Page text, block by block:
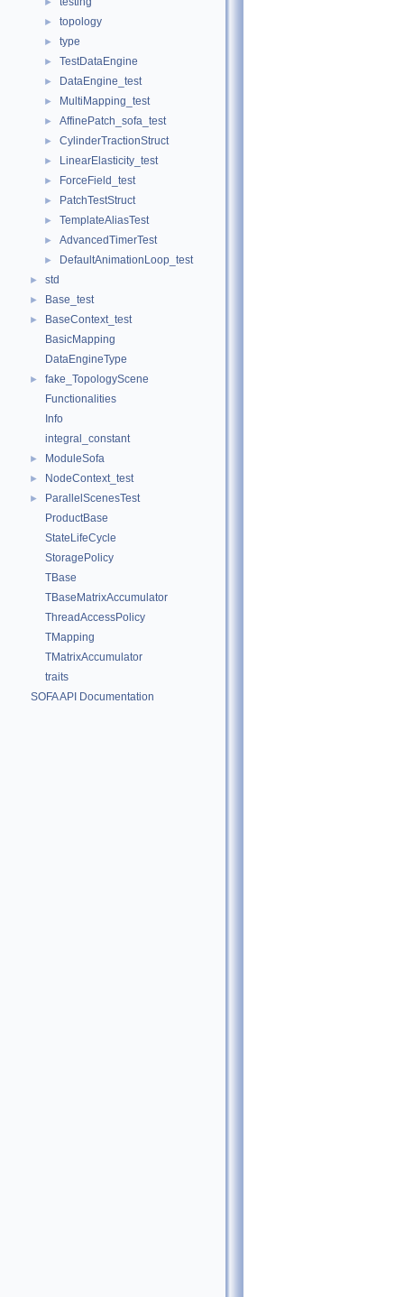
► topology
► type
► TestDataEngine
► DataEngine_test
► MultiMapping_test
► AffinePatch_sofa_test
► CylinderTractionStruct
► LinearElasticity_test
► ForceField_test
► PatchTestStruct
► TemplateAliasTest
► AdvancedTimerTest
► DefaultAnimationLoop_test
► std
► Base_test
►
BaseContext_test
BasicMapping
DataEngineType
►
fake_TopologyScene
Functionalities
Info
integral_constant
► ModuleSofa
► NodeContext_test
►
ParallelScenesTest
ProductBase
StateLifeCycle
StoragePolicy
TBase
TBaseMatrixAccumulator
ThreadAccessPolicy
TMapping
TMatrixAccumulator
traits
SOFA API Documentation